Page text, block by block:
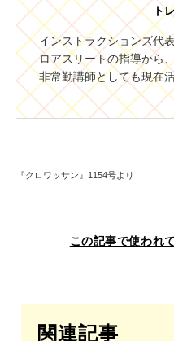
ト
インストラクションズ代
ロアスリートの指導から
非常勤講師としても現在
『クロワッサン』1154号より
この記事で使われ
関連記事